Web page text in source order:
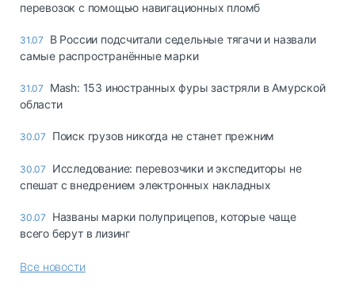
перевозок с помощью навигационных пломб
31.07
В России подсчитали седельные тягачи и назвали
самые распространённые марки
31.07
Mash: 153 иностранных фуры застряли в Амурской
области
30.07 Поиск грузов никогда не станет прежним
30.07
Исследование: перевозчики и экспедиторы не
спешат с внедрением электронных накладных
30.07
Названы марки полуприцепов, которые чаще
всего берут в лизинг
Все новости